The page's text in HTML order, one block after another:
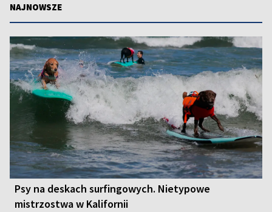
NAJNOWSZE
Psy na deskach surfingowych. Nietypowe
mistrzostwa w Kalifornii